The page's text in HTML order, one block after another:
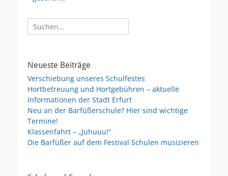
Suche
nach:
Neueste Beiträge
Verschiebung unseres Schulfestes
Hortbetreuung und Hortgebühren – aktuelle
Informationen der Stadt Erfurt
Neu an der Barfüßerschule? Hier sind wichtige
Termine!
Klassenfahrt – „Juhuuu!“
Die Barfüßer auf dem Festival Schulen musizieren